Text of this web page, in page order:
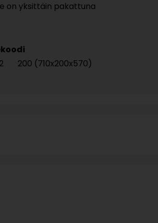
on yksittäin pakattuna
200 (710x200x570)